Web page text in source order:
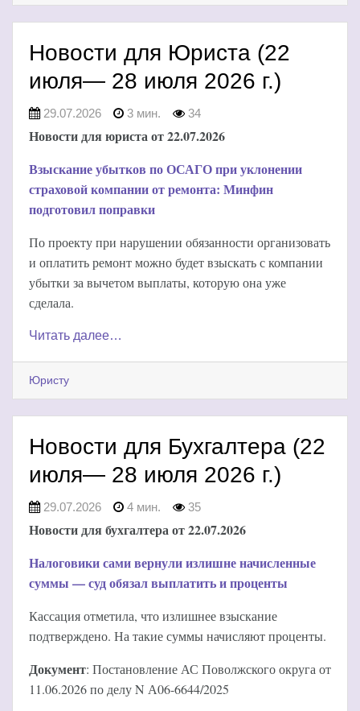
Новости для Юриста (22
июля— 28 июля 2026 г.)
29.07.2026 3 мин. 34
Новости для юриста от 22.07.2026
Взыскание убытков по ОСАГО при уклонении
страховой компании от ремонта: Минфин
подготовил поправки
По проекту при нарушении обязанности организовать
и оплатить ремонт можно будет взыскать с компании
убытки за вычетом выплаты, которую она уже
сделала.
Читать далее…
Юристу
Новости для Бухгалтера (22
июля— 28 июля 2026 г.)
29.07.2026 4 мин. 35
Новости для бухгалтера от 22.07.2026
Налоговики сами вернули излишне начисленные
суммы — суд обязал выплатить и проценты
Кассация отметила, что излишнее взыскание
подтверждено. На такие суммы начисляют проценты.
Документ: Постановление АС Поволжского округа от
11.06.2026 по делу N А06-6644/2025